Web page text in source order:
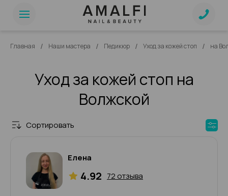
Главная / Наши мастера / Педикюр / Уход за кожей стоп / на
Уход за кожей стоп на
Волжской
Сортировать
Елена
4.92 72 отзыва